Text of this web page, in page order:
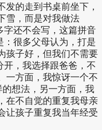
发的走到书桌前坐下，
雪，而是对我做法
字还不会写，这篇拼音
：很多父母认为，打是
孩子好，但我们不需要
开，我选择跟爸爸，不
一方面，我惊讶一个不
想法，另一方面，我
在不自觉的重复我母亲
让孩子重复我当年经受